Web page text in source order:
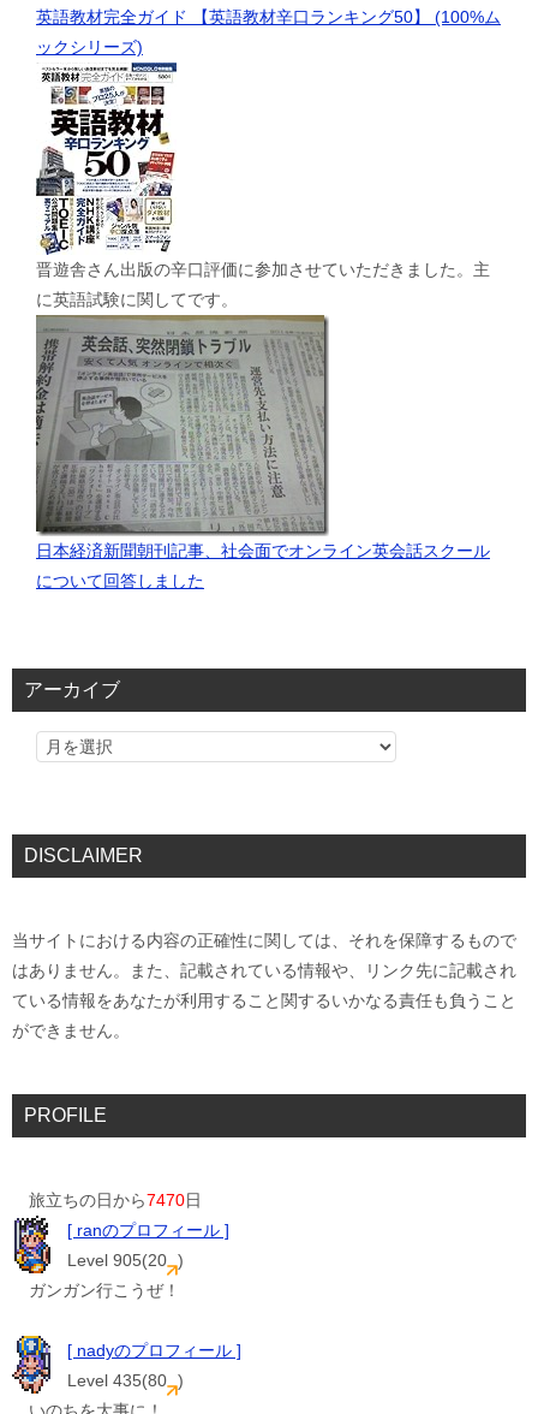
英語教材完全ガイド 【英語教材辛口ランキング50】 (100%ム
ックシリーズ)
晋遊舎さん出版の辛口評価に参加させていただきました。主
に英語試験に関してです。
日本経済新聞朝刊記事、社会面でオンライン英会話スクール
について回答しました
アーカイブ
DISCLAIMER
当サイトにおける内容の正確性に関しては、それを保障するもので
はありません。また、記載されている情報や、リンク先に記載され
ている情報をあなたが利用すること関するいかなる責任も負うこと
ができません。
PROFILE
旅立ちの日から7470日
[ ranのプロフィール ]
Level 905(20 )
ガンガン行こうぜ！
[ nadyのプロフィール ]
Level 435(80 )